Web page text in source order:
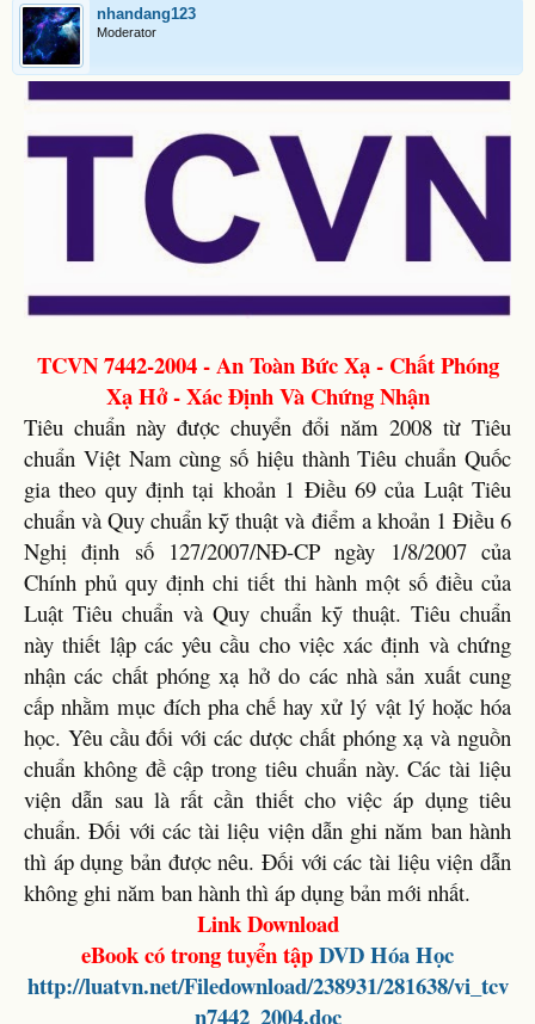
nhandang123
Moderator
TCVN 7442-2004 - An Toàn Bức Xạ - Chất Phóng
Xạ Hở - Xác Định Và Chứng Nhận
Tiêu chuẩn này được chuyển đổi năm 2008 từ Tiêu
chuẩn Việt Nam cùng số hiệu thành Tiêu chuẩn Quốc
gia theo quy định tại khoản 1 Điều 69 của Luật Tiêu
chuẩn và Quy chuẩn kỹ thuật và điểm a khoản 1 Điều 6
Nghị định số 127/2007/NĐ-CP ngày 1/8/2007 của
Chính phủ quy định chi tiết thi hành một số điều của
Luật Tiêu chuẩn và Quy chuẩn kỹ thuật. Tiêu chuẩn
này thiết lập các yêu cầu cho việc xác định và chứng
nhận các chất phóng xạ hở do các nhà sản xuất cung
cấp nhằm mục đích pha chế hay xử lý vật lý hoặc hóa
học. Yêu cầu đối với các dược chất phóng xạ và nguồn
chuẩn không đề cập trong tiêu chuẩn này. Các tài liệu
viện dẫn sau là rất cần thiết cho việc áp dụng tiêu
chuẩn. Đối với các tài liệu viện dẫn ghi năm ban hành
thì áp dụng bản được nêu. Đối với các tài liệu viện dẫn
không ghi năm ban hành thì áp dụng bản mới nhất.
Link Download
eBook có trong tuyển tậpDVDHóa Học
http://luatvn.net/Filedownload/238931/281638/vi_tcv
n7442_2004.doc